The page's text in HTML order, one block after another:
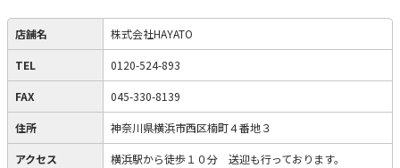
店舗名 株式会社HAYATO
TEL 0120-524-893
FAX 045-330-8139
住所 神奈川県横浜市西区楠町４番地３
アクセス 横浜駅から徒歩１０分 送迎も行っております。